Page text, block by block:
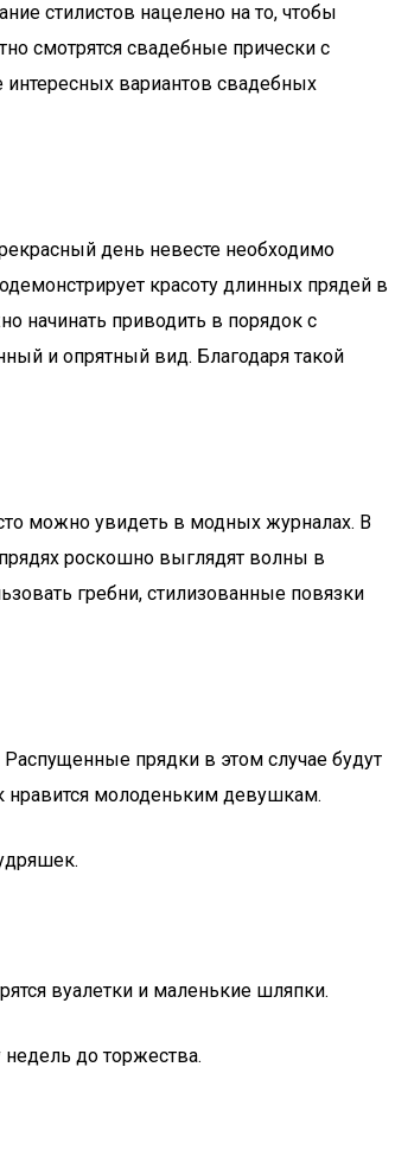
стилистов нацелено на то, чтобы
смотрятся свадебные прически с
вариантов свадебных
день невесте необходимо
красоту длинных прядей в
начинать приводить в порядок с
и опрятный вид. Благодаря такой
можно увидеть в модных журналах. В
роскошно выглядят волны в
гребни, стилизованные повязки
прядки в этом случае будут
нравится молоденьким девушкам.
вуалетки и маленькие шляпки.
до торжества.